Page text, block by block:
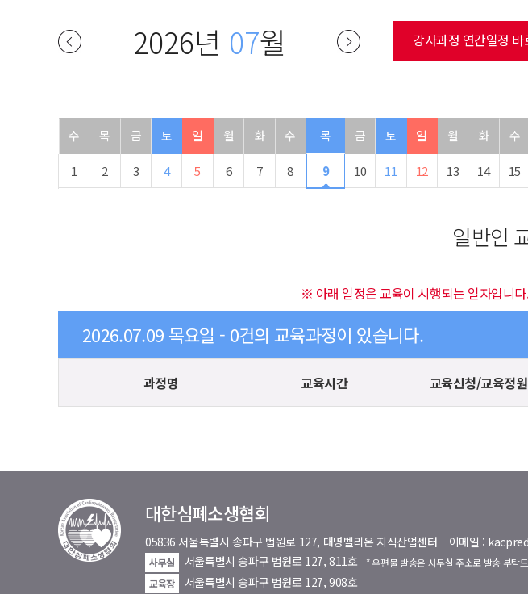
2026년 07월 강사과정 연간일정 바
수 목 금 토 일 월 화 수 목 금 토 일 월 화 수
1 2 3 4 5 6 7 8 9 10 11 12 13 14 15
일반인
※ 아래 일정은 교육이 시행되는 일자입니
2026.07.09 목요일 - 0건의 교육과정이 있습니다.
과정명 교육시간 교육신청/교육정원
대한심폐소생협회
05836 서울특별시 송파구 법원로 127, 대명벨리온 지식산업센터 이메일 :
사무실 서울특별시 송파구 법원로 127, 811호
* 우편물 발송은 사무실 주소로 발송 부탁
교육장
서울특별시 송파구 법원로 127, 908호